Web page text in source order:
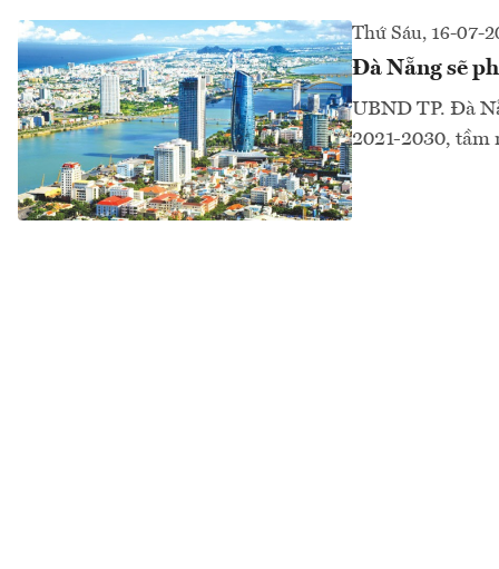
Thứ Sáu, 16-07-
Đà Nẵng sẽ
UBND TP. Đà
2021-2030,